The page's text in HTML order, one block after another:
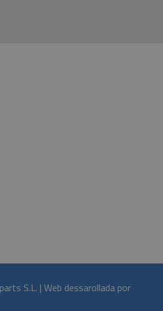
S.L. | Web dessarollada por